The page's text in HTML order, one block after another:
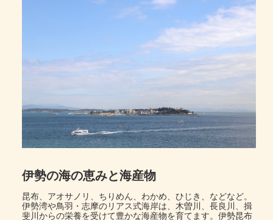
伊勢の海の恵みと海産物
昆布、アオサノリ、ちりめん、わかめ、ひじき、などなど。
伊勢湾や鳥羽・志摩のリアス式海岸は、木曽川、長良川、揖
斐川からの栄養を受けて豊かな海産物を育てます。伊勢昆布